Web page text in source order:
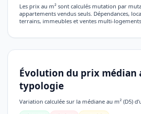
Les prix au m² sont calculés mutation par
appartements vendus seuls. Dépendances,
terrains, immeubles et ventes multi-
Évolution du prix médian
typologie
Variation calculée sur la médiane au m² (D5)